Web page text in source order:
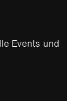
Events und